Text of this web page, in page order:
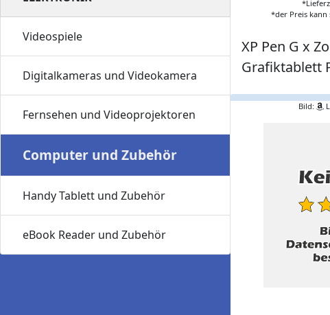
Videospiele
Digitalkameras und Videokamera
Fernsehen und Videoprojektoren
Computer und Zubehör
Handy Tablett und Zubehör
eBook Reader und Zubehör
*der Preis kann
XP Pen G x
Grafiktablett
Bild: